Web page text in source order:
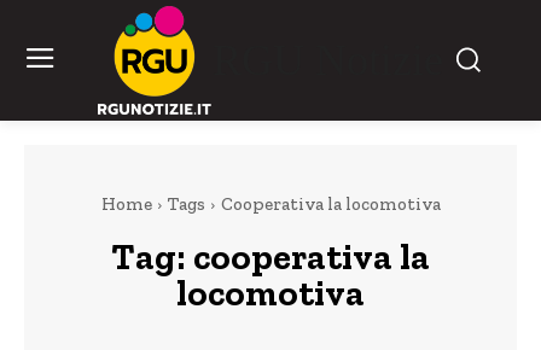
Home Tags Cooperativa la locomotiva
Tag: cooperativa la
locomotiva